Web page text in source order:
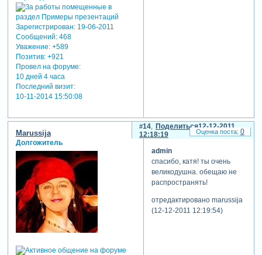
Зарегистрирован: 19-06-2011
Сообщений:468
Уважение: +589
Позитив: +921
Провел на форуме:
10 дней 4 часа
Последний визит:
10-11-2014 15:50:08
Поделиться
14
12-12-2011
12:18:19
Marussija
Долгожитель
admin
спасибо, катя! ты очень
великодушна. обещаю не
распространять!
отредактировано marussija
(12-12-2011 12:19:54)
0